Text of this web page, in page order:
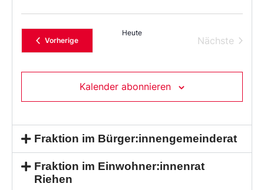
VorherigeVeranstaltungen
Heute
Nächste
Kalender abonnieren
Fraktion im Bürger:innengemeinderat
Fraktion im Einwohner:innenrat
Riehen